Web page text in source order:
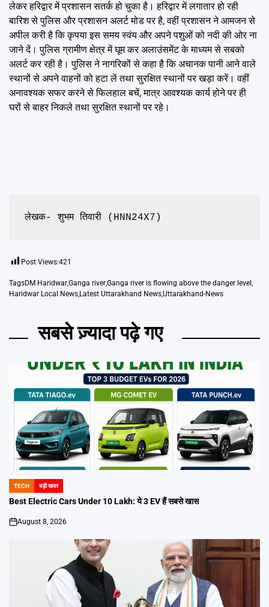
लेकर हरिद्वार में प्रशासन सतर्क हो चुका है। हरिद्वार में लगातार हो रही
बारिश से पुलिस और प्रशासन अलर्ट मोड पर है, वहीं प्रशासन ने आमजन से
अपील करी है कि कृपया इस समय स्वंय और अपने पशुओं को नदी की ओर ना
जाने दें। पुलिस ग्रामीण क्षेत्र में घूम कर अलाउंसमेंट के माध्यम से सबको
अलर्ट कर रही है। पुलिस ने नागरिकों से कहा है कि अचानक पानी आने वाले
स्थानों से अपने वाहनों को हटा लें तथा सुरक्षित स्थानों पर खड़ा करें। वहीं
अनावश्यक सफर करने से फिलहाल बचें, मात्र आवश्यक कार्य होने पर ही
घरों से बाहर निकले तथा सुरक्षित स्थानों पर रहे।
लेखक- शुभम तिवारी (HNN24X7)
Post Views:421
TagsDM Haridwar,Ganga river,Ganga river is flowing above the danger level ,
Haridwar Local News,Latest Uttarakhand News,Uttarakhand-News
सबसे ज़्यादा पढ़े गए
POSTED
IN
TECH बड़ी खबर
Best Electric Cars Under 10 Lakh: ये 3 EV हैं सबसे खास
on
August 8, 2026